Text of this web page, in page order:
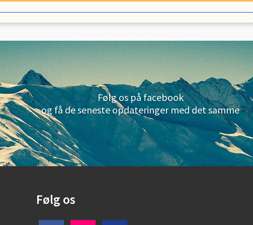
Følg os på facebook
og få de seneste opdateringer med det samme
Følg os